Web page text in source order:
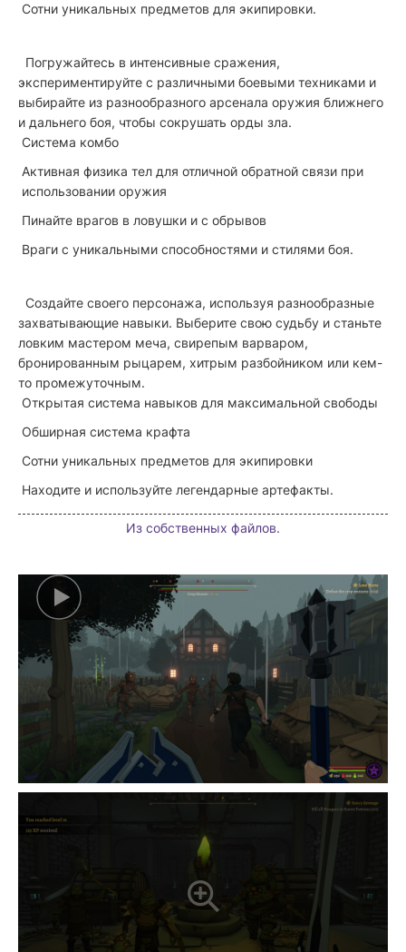
Сотни уникальных предметов для экипировки.
Погружайтесь в интенсивные сражения,
экспериментируйте с различными боевыми техниками и
выбирайте из разнообразного арсенала оружия ближнего
и дальнего боя, чтобы сокрушать орды зла.
Система комбо
Активная физика тел для отличной обратной связи при
использовании оружия
Пинайте врагов в ловушки и с обрывов
Враги с уникальными способностями и стилями боя.
Создайте своего персонажа, используя разнообразные
захватывающие навыки. Выберите свою судьбу и станьте
ловким мастером меча, свирепым варваром,
бронированным рыцарем, хитрым разбойником или кем-
то промежуточным.
Открытая система навыков для максимальной свободы
Обширная система крафта
Сотни уникальных предметов для экипировки
Находите и используйте легендарные артефакты.
Из собственных файлов.